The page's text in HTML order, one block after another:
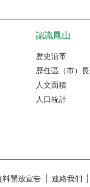
認識鳳山
歷史沿革
歷任區（市）長
人文面積
人口統計
料開放宣告 連絡我們